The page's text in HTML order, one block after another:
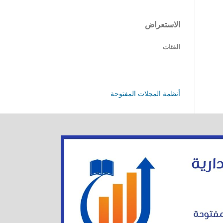
الاستعراض
الفئات
أنظمة المجلات المفتوحة